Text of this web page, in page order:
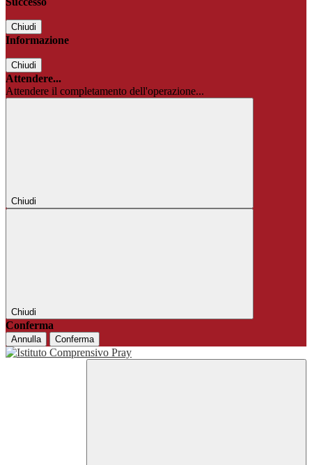
Chiudi
Informazione
Chiudi
Attendere...
Attendere il completamento dell'operazione...
Chiudi
Chiudi
Conferma
Annulla Conferma